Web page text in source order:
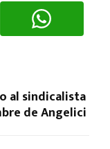
al sindicalista
de Angelici